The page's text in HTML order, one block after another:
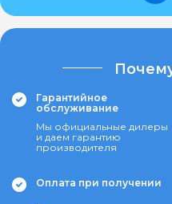
Гарантийное
обслуживание
Мы официальные дилеры
и даем гарантию
производителя
Оплата при получении